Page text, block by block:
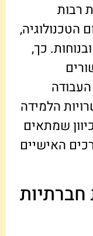
רבות
הטכנולוגיה,
כך,
הלמידה
שמתאים
האישיים